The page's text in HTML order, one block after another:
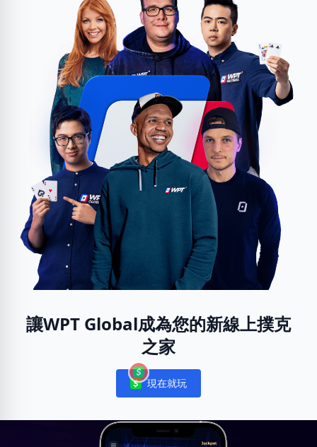
讓WPT Global成為您的新線上撲克
之家
Notifications
現在就玩